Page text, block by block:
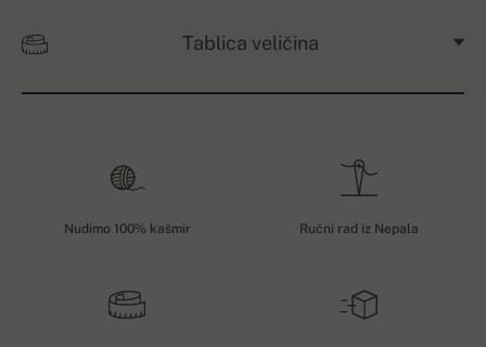
Tablica veličina
Nudimo 100% kašmir Ručni rad iz Nepala